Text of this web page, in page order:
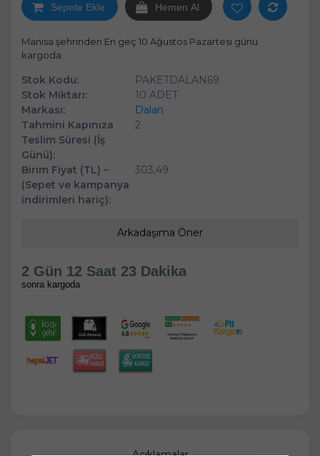
Sepete Ekle Hemen Al
Manisa şehrinden En geç 10 Ağustos Pazartesi günü
kargoda
Stok Kodu:
PAKETDALAN69
Stok Miktarı:
10 ADET
Markası:
Dalan
Tahmini Kapınıza
Teslim Süresi (İş
Günü):
2
Birim Fiyat (TL) –
(Sepet ve kampanya
indirimleri hariç):
303,49
Arkadaşıma Öner
2 Gün 12 Saat 23 Dakika
sonra kargoda